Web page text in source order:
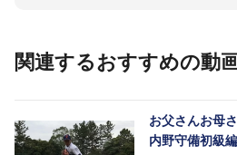
ジア選手権ベストナイ
関連するおすすめの動
お父さんお母
内野守備初級